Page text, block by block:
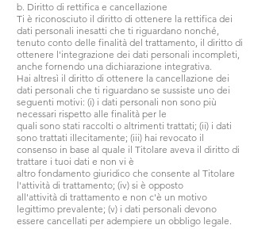
b. Diritto di rettifica e cancellazione
Ti è riconosciuto il diritto di ottenere la rettifica dei
dati personali inesatti che ti riguardano nonché,
tenuto conto delle finalità del trattamento, il diritto di
ottenere l'integrazione dei dati personali incompleti,
anche fornendo una dichiarazione integrativa.
Hai altresì il diritto di ottenere la cancellazione dei
dati personali che ti riguardano se sussiste uno dei
seguenti motivi: (i) i dati personali non sono più
necessari rispetto alle finalità per le
quali sono stati raccolti o altrimenti trattati; (ii) i dati
sono trattati illecitamente; (iii) hai revocato il
consenso in base al quale il Titolare aveva il diritto di
trattare i tuoi dati e non vi è
altro fondamento giuridico che consente al Titolare
l'attività di trattamento; (iv) si è opposto
all'attività di trattamento e non c'è un motivo
legittimo prevalente; (v) i dati personali devono
essere cancellati per adempiere un obbligo legale.